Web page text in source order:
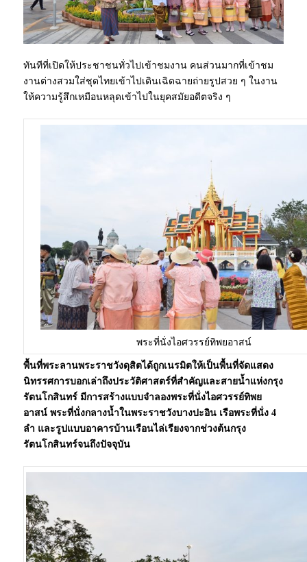
ทันทีที่เปิดให้ประชาชนทั่วไปเข้าชมงาน คนส่วนมากที่เข้าชม
งานต่างสวมใส่ชุดไทยเข้าไปเดินเฉิดฉายถ่ายรูปสวย ๆ ในงาน
ให้ความรู้สึกเหมือนหลุดเข้าไปในยุคสมัยอดีตจริง ๆ
พระที่นั่งไอศวรรย์ทิพยอาสน์
พื้นที่พระลานพระราชวังดุสิตได้ถูกเนรมิตให้เป็นพื้นที่จัดแสดง
นิทรรศการบอกเล่าถึงประวัติศาสตร์ที่สำคัญและสายน้ำแห่งกรุง
รัตนโกสินทร์ มีการสร้างแบบจำลองพระที่นั่งไอศวรรย์ทิพย
อาสน์ พระที่นั่งกลางน้ำในพระราชวังบางปะอิน เรือพระที่นั่ง 4
ลำ และรูปแบบอาคารบ้านเรือนไล่เรียงจากช่วงต้นกรุง
รัตนโกสินทร์จนถึงปัจจุบัน